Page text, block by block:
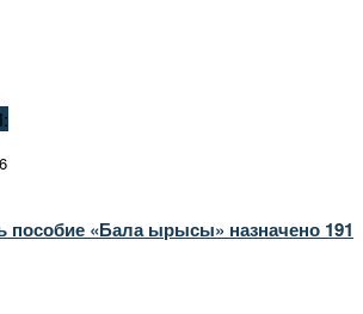
пособие «Бала ырысы» назначено 191